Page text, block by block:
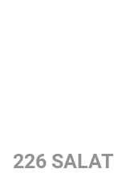
226